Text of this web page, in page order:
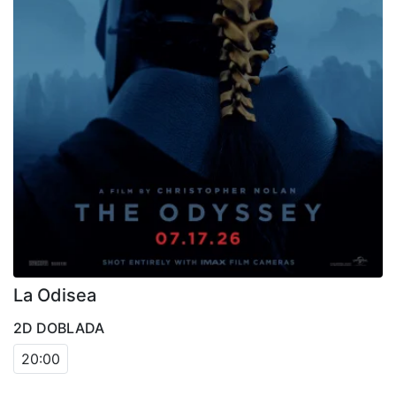
La Odisea
2D DOBLADA
20:00